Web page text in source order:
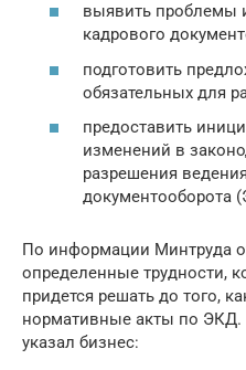
выявить проблемы
кадрового
подготовить
обязательных для
предоставить
изменений в
разрешения
документооборота
По информации Минтруда
определенные трудности,
придется решать до того,
нормативные акты по ЭКД.
указал бизнес: